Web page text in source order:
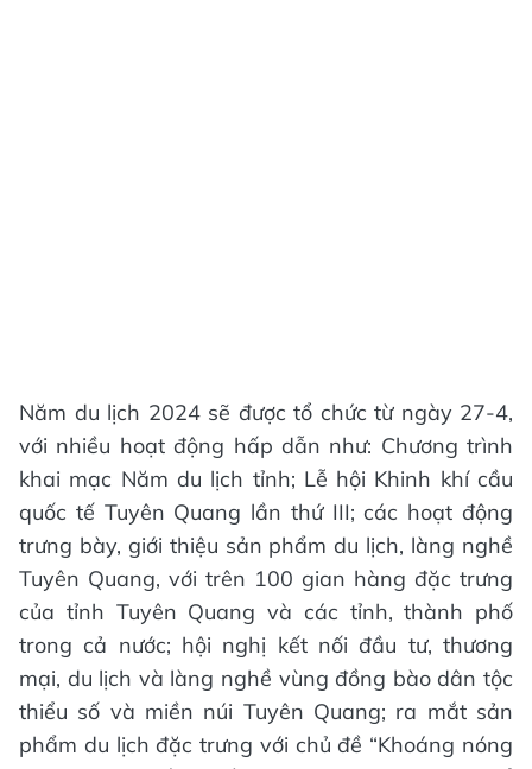
Năm du lịch 2024 sẽ được tổ chức từ ngày 27-4,
với nhiều hoạt động hấp dẫn như: Chương trình
khai mạc Năm du lịch tỉnh; Lễ hội Khinh khí cầu
quốc tế Tuyên Quang lần thứ III; các hoạt động
trưng bày, giới thiệu sản phẩm du lịch, làng nghề
Tuyên Quang, với trên 100 gian hàng đặc trưng
của tỉnh Tuyên Quang và các tỉnh, thành phố
trong cả nước; hội nghị kết nối đầu tư, thương
mại, du lịch và làng nghề vùng đồng bào dân tộc
thiểu số và miền núi Tuyên Quang; ra mắt sản
phẩm du lịch đặc trưng với chủ đề “Khoáng nóng